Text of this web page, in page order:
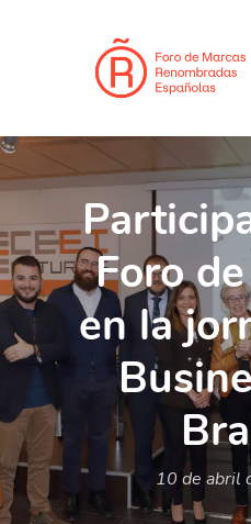
Foro
en la
10 de abril